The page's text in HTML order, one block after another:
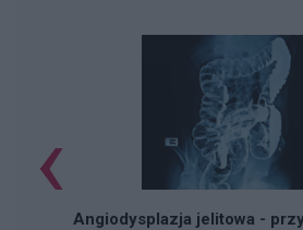
Angiodysplazja jelitowa -
‹